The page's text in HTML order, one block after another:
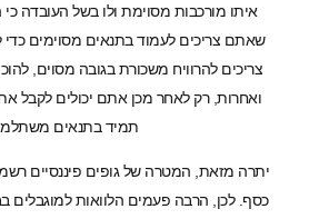
איתו מורכבות מסוימת ולו בשל העובדה
שאתם צריכים לעמוד בתנאים מסוימים
צריכים להרוויח משכורת בגובה מסוים,
ואחרות, רק לאחר מכן אתם יכולים לקבל
תמיד בתנאים
יתרה מזאת, המטרה של גופים פיננסיים
כסף. לכן, הרבה פעמים הלוואות למוגבלים